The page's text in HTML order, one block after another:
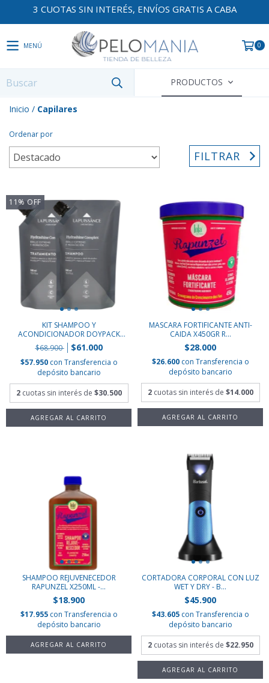
3 CUOTAS SIN INTERÉS, ENVÍOS GRATIS A CABA
MENÚ 0
PRODUCTOS
Inicio / Capilares
Ordenar por
FILTRAR
11 %OFF
KIT SHAMPOO Y
ACONDICIONADOR DOYPACK
HYD...
$68.900 $61.000
$57.950 con Transferencia o
depósito bancario
2 cuotas sin interés de $30.500
MASCARA FORTIFICANTE ANTI-
CAIDA X450GR R...
$28.000
$26.600 con Transferencia o
depósito bancario
2 cuotas sin interés de $14.000
SHAMPOO REJUVENECEDOR
RAPUNZEL X250ML -...
$18.900
$17.955 con Transferencia o
depósito bancario
CORTADORA CORPORAL CON LUZ
WET Y DRY - B...
$45.900
$43.605 con Transferencia o
depósito bancario
2 cuotas sin interés de $22.950